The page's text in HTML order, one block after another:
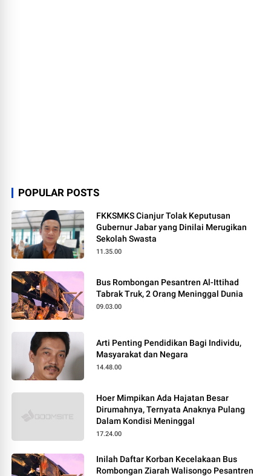
POPULAR POSTS
FKKSMKS Cianjur Tolak Keputusan
Gubernur Jabar yang Dinilai Merugikan
Sekolah Swasta
11.35.00
Bus Rombongan Pesantren Al-Ittihad
Tabrak Truk, 2 Orang Meninggal Dunia
09.03.00
Arti Penting Pendidikan Bagi Individu,
Masyarakat dan Negara
14.48.00
Hoer Mimpikan Ada Hajatan Besar
Dirumahnya, Ternyata Anaknya Pulang
Dalam Kondisi Meninggal
17.24.00
Inilah Daftar Korban Kecelakaan Bus
Rombongan Ziarah Walisongo Pesantren